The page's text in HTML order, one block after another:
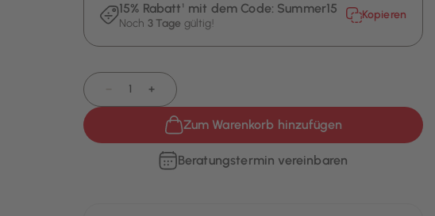
15% Rabatt¹ mit dem Code: Summer15
Noch 3 Tage gültig!
Kopieren
+
Zum Warenkorb hinzufügen
Beratungstermin vereinbaren